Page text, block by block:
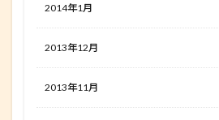
2014年1月
2013年12月
2013年11月